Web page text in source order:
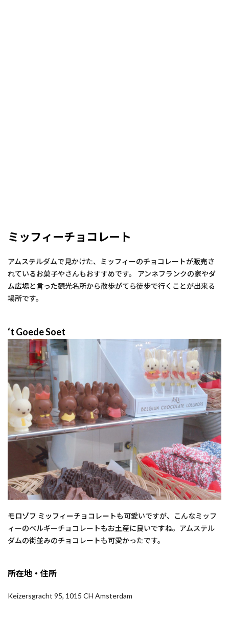
ミッフィーチョコレート
アムステルダムで見かけた、ミッフィーのチョコレートが販売さ
れているお菓子やさんもおすすめです。 アンネフランクの家やダ
ム広場と言った観光名所から散歩がてら徒歩で行くことが出来る
場所です。
‘t Goede Soet
モロゾフ ミッフィーチョコレートも可愛いですが、こんなミッフ
ィーのベルギーチョコレートもお土産に良いですね。アムステル
ダムの街並みのチョコレートも可愛かったです。
所在地・住所
Keizersgracht 95, 1015 CH Amsterdam